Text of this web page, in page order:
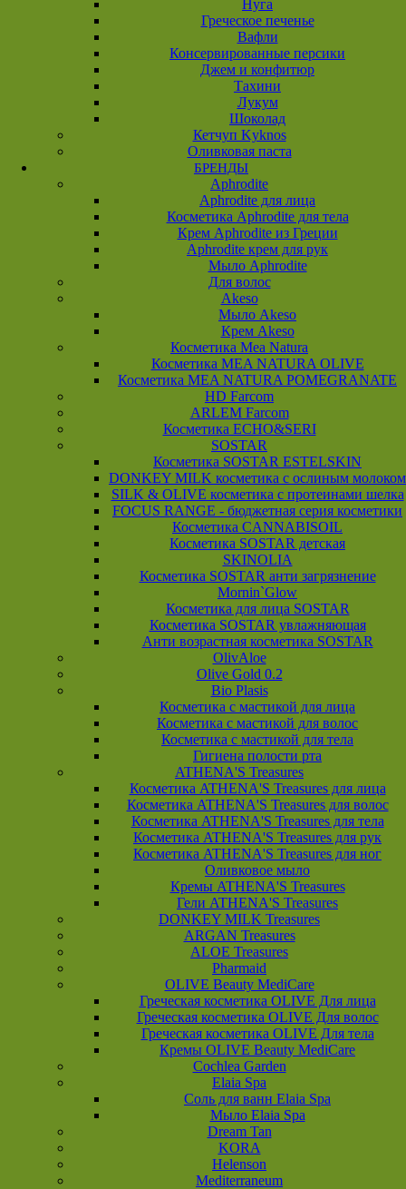
Нуга
Греческое печенье
Вафли
Консервированные персики
Джем и конфитюр
Тахини
Лукум
Шоколад
Кетчуп Kyknos
Оливковая паста
БРЕНДЫ
Aphrodite
Aphrodite для лица
Косметика Aphrodite для тела
Крем Aphrodite из Греции
Aphrodite крем для рук
Мыло Aphrodite
Для волос
Akeso
Мыло Akeso
Крем Akeso
Косметика Mea Natura
Косметика MEA NATURA OLIVE
Косметика MEA NATURA POMEGRANATE
HD Farcom
ARLEM Farcom
Косметика ECHO&SERI
SOSTAR
Косметика SOSTAR ESTELSKIN
DONKEY MILK косметика с ослиным молоком
SILK & OLIVE косметика с протеинами шелка
FOCUS RANGE - бюджетная серия косметики
Косметика CANNABISOIL
Косметика SOSTAR детская
SKINOLIA
Косметика SOSTAR анти загрязнение
Mornin`Glow
Косметика для лица SOSTAR
Косметика SOSTAR увлажняющая
Анти возрастная косметика SOSTAR
OlivAloe
Olive Gold 0.2
Bio Plasis
Косметика с мастикой для лица
Косметика с мастикой для волос
Косметика с мастикой для тела
Гигиена полости рта
ATHENA'S Treasures
Косметика ATHENA'S Treasures для лица
Косметика ATHENA'S Treasures для волос
Косметика ATHENA'S Treasures для тела
Косметика ATHENA'S Treasures для рук
Косметика ATHENA'S Treasures для ног
Оливковое мыло
Кремы ATHENA'S Treasures
Гели ATHENA'S Treasures
DONKEY MILK Treasures
ARGAN Treasures
ALOE Treasures
Pharmaid
OLIVE Beauty MediCare
Греческая косметика OLIVE Для лица
Греческая косметика OLIVE Для волос
Греческая косметика OLIVE Для тела
Кремы OLIVE Beauty MediCare
Cochlea Garden
Elaia Spa
Соль для ванн Elaia Spa
Мыло Elaia Spa
Dream Tan
KORA
Helenson
Mediterraneum